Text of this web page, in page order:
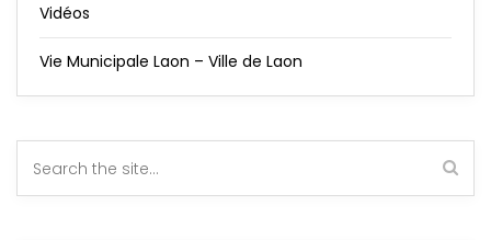
Vidéos
Vie Municipale Laon – Ville de Laon